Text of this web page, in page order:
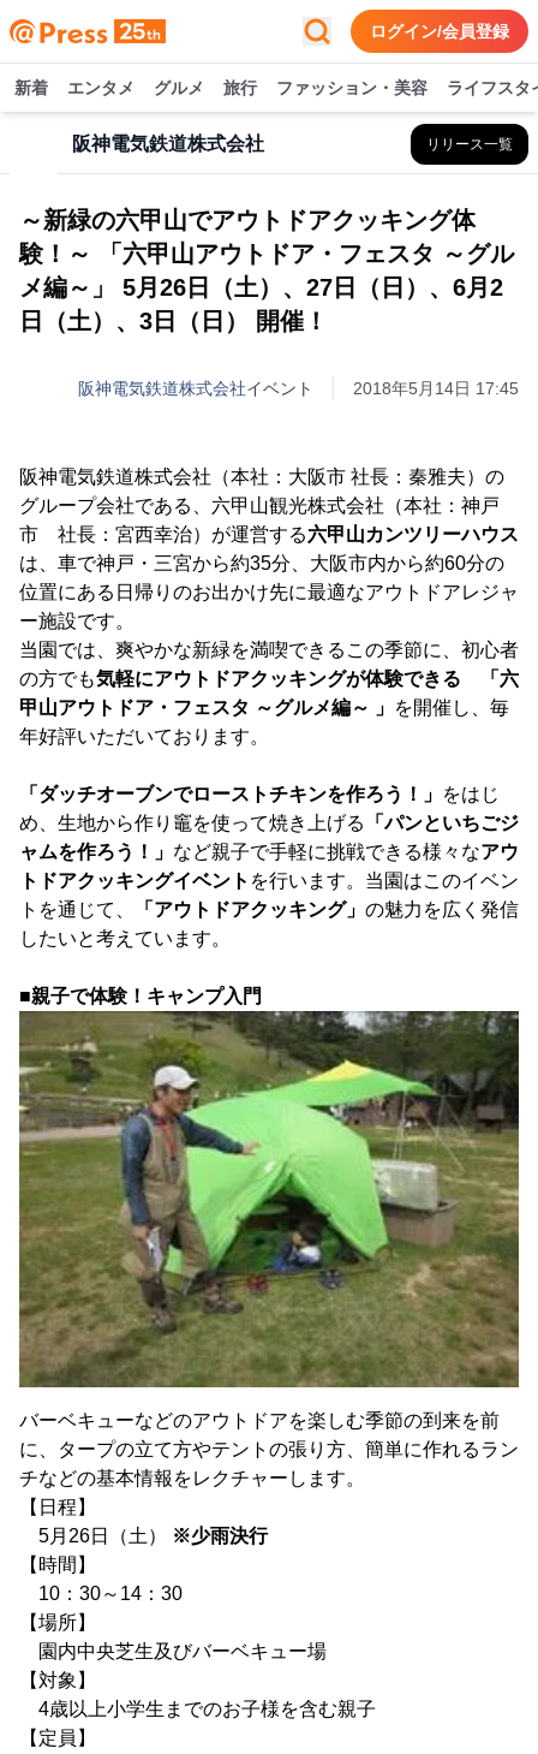
ログイン/会員登録
新着 エンタメ グルメ 旅行 ファッション・美容 ライフスタ
阪神電気鉄道株式会社 リリース一覧
～新緑の六甲山でアウトドアクッキング体
験！～ 「六甲山アウトドア・フェスタ ～グル
メ編～」 5月26日（土）、27日（日）、6月2
日（土）、3日（日） 開催！
阪神電気鉄道株式会社イベント 2018年5月14日 17:45
阪神電気鉄道株式会社（本社：大阪市 社長：秦雅夫）の
グループ会社である、六甲山観光株式会社（本社：神戸
市 社長：宮西幸治）が運営する六甲山カンツリーハウス
は、車で神戸・三宮から約35分、大阪市内から約60分の
位置にある日帰りのお出かけ先に最適なアウトドアレジャ
ー施設です。
当園では、爽やかな新緑を満喫できるこの季節に、初心者
の方でも気軽にアウトドアクッキングが体験できる 「六
甲山アウトドア・フェスタ ～グルメ編～ 」 を開催し、毎
年好評いただいております。
「ダッチオーブンでローストチキンを作ろう！」 をはじ
め、生地から作り竈を使って焼き上げる
「パンといちごジ
ャムを作ろう！」 など親子で手軽に挑戦できる様々なアウ
トドアクッキングイベント を行います。当園はこのイベン
トを通じて、
「アウトドアクッキング」 の魅力を広く発信
したいと考えています。
■親子で体験！キャンプ入門
バーベキューなどのアウトドアを楽しむ季節の到来を前
に、タープの立て方やテントの張り方、簡単に作れるラン
チなどの基本情報をレクチャーします。
【日程】
5月26日（土）
※少雨決行
【時間】
10：30～14：30
【場所】
園内中央芝生及びバーベキュー場
【対象】
4歳以上小学生までのお子様を含む親子
【定員】